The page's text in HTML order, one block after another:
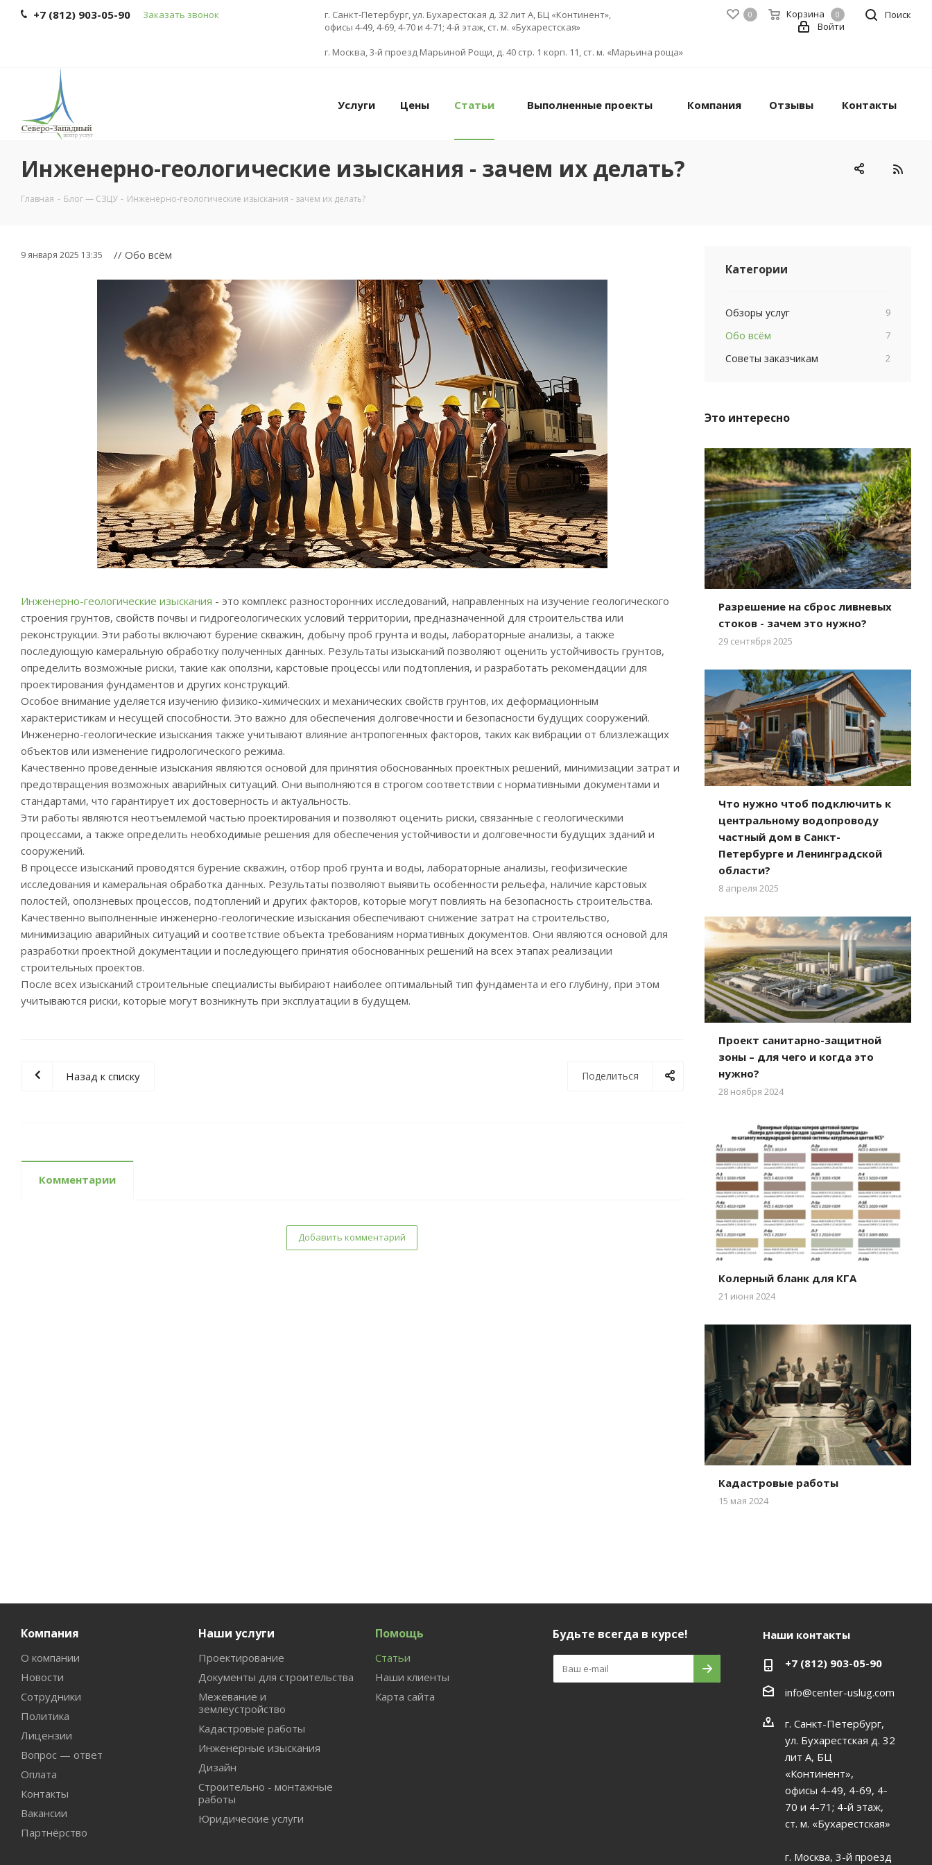
+7 (812) 903-05-90 Заказать звонок
г. Санкт-Петербург, ул. Бухарестская д. 32 лит А, БЦ «Континент»,
офисы 4-49, 4-69, 4-70 и 4-71; 4-й этаж, ст. м. «Бухарестская»
г. Москва, 3-й проезд Марьиной Рощи, д. 40 стр. 1 корп. 11, ст. м. «Марьина роща»
Поиск
0 Корзина 0
Войти
Услуги Цены Статьи Выполненные проекты Компания Отзывы Контакты
Инженерно-геологические изыскания - зачем их делать?
Главная - Блог — СЗЦУ - Инженерно-геологические изыскания - зачем их делать?
9 января 2025 13:35 // Обо всём
Инженерно-геологические изыскания - это комплекс разносторонних исследований, направленных на изучение геологического
строения грунтов, свойств почвы и гидрогеологических условий территории, предназначенной для строительства или
реконструкции. Эти работы включают бурение скважин, добычу проб грунта и воды, лабораторные анализы, а также
последующую камеральную обработку полученных данных. Результаты изысканий позволяют оценить устойчивость грунтов,
определить возможные риски, такие как оползни, карстовые процессы или подтопления, и разработать рекомендации для
проектирования фундаментов и других конструкций.
Особое внимание уделяется изучению физико-химических и механических свойств грунтов, их деформационным
характеристикам и несущей способности. Это важно для обеспечения долговечности и безопасности будущих сооружений.
Инженерно-геологические изыскания также учитывают влияние антропогенных факторов, таких как вибрации от близлежащих
объектов или изменение гидрологического режима.
Качественно проведенные изыскания являются основой для принятия обоснованных проектных решений, минимизации затрат и
предотвращения возможных аварийных ситуаций. Они выполняются в строгом соответствии с нормативными документами и
стандартами, что гарантирует их достоверность и актуальность.
Эти работы являются неотъемлемой частью проектирования и позволяют оценить риски, связанные с геологическими
процессами, а также определить необходимые решения для обеспечения устойчивости и долговечности будущих зданий и
сооружений.
В процессе изысканий проводятся бурение скважин, отбор проб грунта и воды, лабораторные анализы, геофизические
исследования и камеральная обработка данных. Результаты позволяют выявить особенности рельефа, наличие карстовых
полостей, оползневых процессов, подтоплений и других факторов, которые могут повлиять на безопасность строительства.
Качественно выполненные инженерно-геологические изыскания обеспечивают снижение затрат на строительство,
минимизацию аварийных ситуаций и соответствие объекта требованиям нормативных документов. Они являются основой для
разработки проектной документации и последующего принятия обоснованных решений на всех этапах реализации
строительных проектов.
После всех изысканий строительные специалисты выбирают наиболее оптимальный тип фундамента и его глубину, при этом
учитываются риски, которые могут возникнуть при эксплуатации в будущем.
Поделиться
Назад к списку
Комментарии
Добавить комментарий
Категории
Обзоры услуг 9
Обо всём 7
Советы заказчикам 2
Это интересно
Разрешение на сброс ливневых
стоков - зачем это нужно?
29 сентября 2025
Что нужно чтоб подключить к
центральному водопроводу
частный дом в Санкт-
Петербурге и Ленинградской
области?
8 апреля 2025
Проект санитарно-защитной
зоны – для чего и когда это
нужно?
28 ноября 2024
Колерный бланк для КГА
21 июня 2024
Кадастровые работы
15 мая 2024
Компания
О компании
Новости
Сотрудники
Политика
Лицензии
Вопрос — ответ
Оплата
Контакты
Вакансии
Партнёрство
Наши услуги
Проектирование
Документы для строительства
Межевание и
землеустройство
Кадастровые работы
Инженерные изыскания
Дизайн
Строительно - монтажные
работы
Юридические услуги
Помощь
Статьи
Наши клиенты
Карта сайта
Будьте всегда в курсе! Наши контакты
+7 (812) 903-05-90
info@center-uslug.com
г. Санкт-Петербург,
ул. Бухарестская д. 32
лит А, БЦ
«Континент»,
офисы 4-49, 4-69, 4-
70 и 4-71; 4-й этаж,
ст. м. «Бухарестская»
г. Москва, 3-й проезд